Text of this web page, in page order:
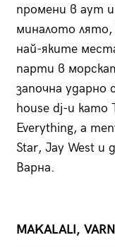
промени в аут
миналото лято,
най-яките
парти в
започна ударно
house dj-и като
Everything, а
Star, Jay West
Варна.
MAKALALI,